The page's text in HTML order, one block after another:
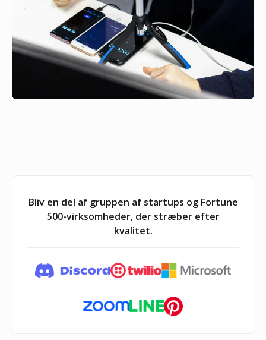
Bliv en del af gruppen af startups og Fortune
500-virksomheder, der stræber efter
kvalitet.